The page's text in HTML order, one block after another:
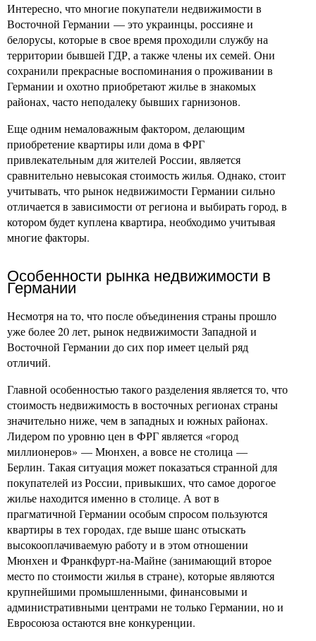
Интересно, что многие покупатели недвижимости в
Восточной Германии — это украинцы, россияне и
белорусы, которые в свое время проходили службу на
территории бывшей ГДР, а также члены их семей. Они
сохранили прекрасные воспоминания о проживании в
Германии и охотно приобретают жилье в знакомых
районах, часто неподалеку бывших гарнизонов.
Еще одним немаловажным фактором, делающим
приобретение квартиры или дома в ФРГ
привлекательным для жителей России, является
сравнительно невысокая стоимость жилья. Однако, стоит
учитывать, что рынок недвижимости Германии сильно
отличается в зависимости от региона и выбирать город, в
котором будет куплена квартира, необходимо учитывая
многие факторы.
Особенности рынка недвижимости в
Германии
Несмотря на то, что после объединения страны прошло
уже более 20 лет, рынок недвижимости Западной и
Восточной Германии до сих пор имеет целый ряд
отличий.
Главной особенностью такого разделения является то, что
стоимость недвижимость в восточных регионах страны
значительно ниже, чем в западных и южных районах.
Лидером по уровню цен в ФРГ является «город
миллионеров» — Мюнхен, а вовсе не столица —
Берлин. Такая ситуация может показаться странной для
покупателей из России, привыкших, что самое дорогое
жилье находится именно в столице. А вот в
прагматичной Германии особым спросом пользуются
квартиры в тех городах, где выше шанс отыскать
высокооплачиваемую работу и в этом отношении
Мюнхен и Франкфурт-на-Майне (занимающий второе
место по стоимости жилья в стране), которые являются
крупнейшими промышленными, финансовыми и
административными центрами не только Германии, но и
Евросоюза остаются вне конкуренции.